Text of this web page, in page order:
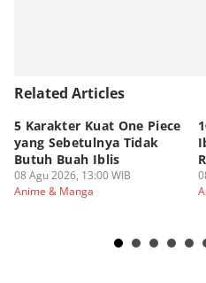
Related Articles
5 Karakter Kuat One Piece
yang Sebetulnya Tidak
Butuh Buah Iblis
08 Agu 2026, 13:00 WIB
Anime & Manga